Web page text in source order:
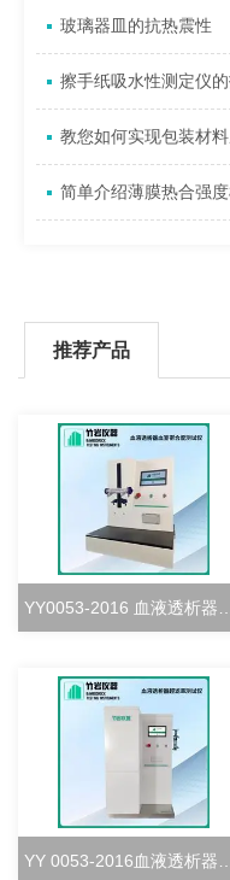
玻璃器皿的抗热震性
擦手纸吸水性测定仪
教您如何实现包装材
简单介绍薄膜热合强
推荐产品
YY0053-2016 血液透析
YY 0053-2016血液透